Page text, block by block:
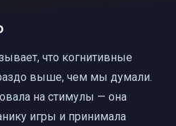
что когнитивные
выше, чем мы думали.
на стимулы — она
игры и принимала